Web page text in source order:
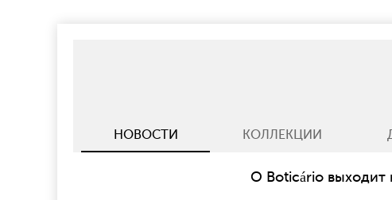
НОВОСТИ КОЛЛЕКЦИИ
O Boticário